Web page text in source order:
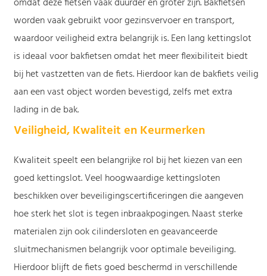
worden vaak gebruikt voor gezinsvervoer en transport,
waardoor veiligheid extra belangrijk is. Een lang kettingslot
is ideaal voor bakfietsen omdat het meer flexibiliteit biedt
bij het vastzetten van de fiets. Hierdoor kan de bakfiets veilig
aan een vast object worden bevestigd, zelfs met extra
lading in de bak.
Veiligheid, Kwaliteit en Keurmerken
Kwaliteit speelt een belangrijke rol bij het kiezen van een
goed kettingslot. Veel hoogwaardige kettingsloten
beschikken over beveiligingscertificeringen die aangeven
hoe sterk het slot is tegen inbraakpogingen. Naast sterke
materialen zijn ook cilindersloten en geavanceerde
sluitmechanismen belangrijk voor optimale beveiliging.
Hierdoor blijft de fiets goed beschermd in verschillende